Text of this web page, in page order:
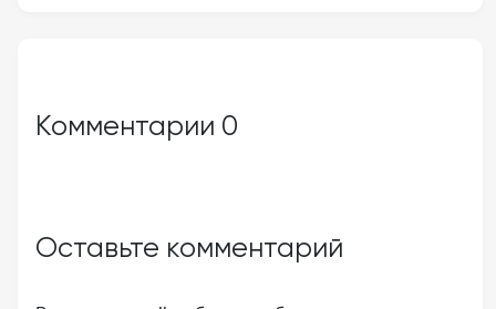
Комментарии 0
Оставьте комментарий